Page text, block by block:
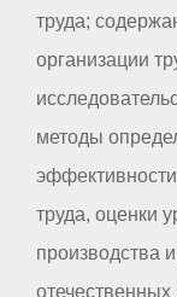
труда;
организации
методы
труда, оценки
производства